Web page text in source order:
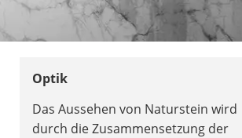
Optik
Das Aussehen von Naturstein wird
durch die Zusammensetzung der